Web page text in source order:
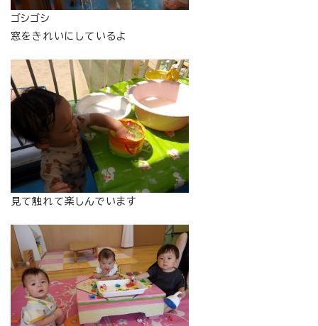
ゴシゴシ
窓をきれいにしているよ
見て触れて楽しんでいます